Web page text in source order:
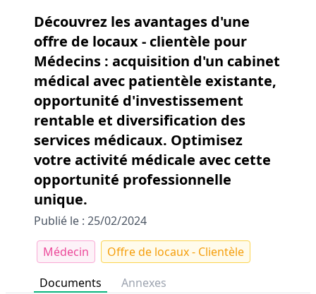
Découvrez les avantages d'une
offre de locaux - clientèle pour
Médecins : acquisition d'un cabinet
médical avec patientèle existante,
opportunité d'investissement
rentable et diversification des
services médicaux. Optimisez
votre activité médicale avec cette
opportunité professionnelle
unique.
Publié le : 25/02/2024
Médecin
Offre de locaux - Clientèle
Documents
Annexes